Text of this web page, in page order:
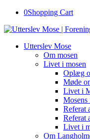
0Shopping Cart
Utterslev Mose
Om mosen
Livet i mosen
Oplæg
Møde
Livet i
Mosens
Referat
Referat
Livet i
Om